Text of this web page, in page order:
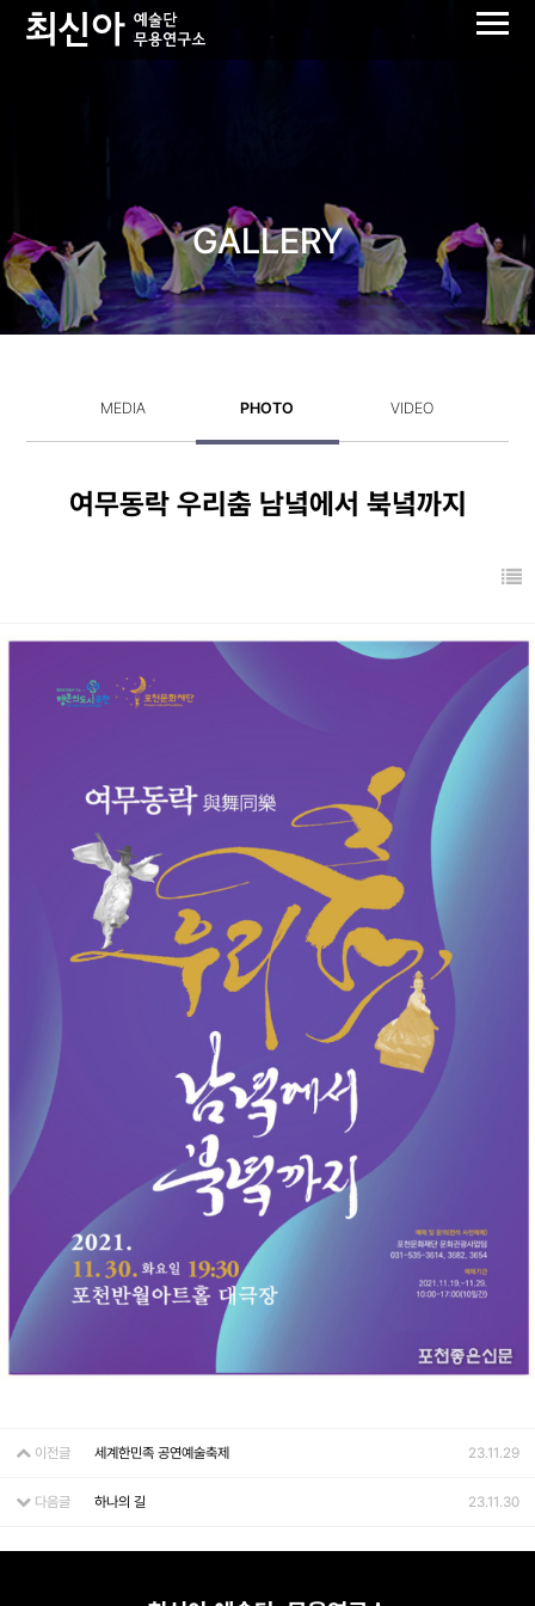
GALLERY
MEDIA PHOTO VIDEO
여무동락 우리춤 남녘에서 북녘까지
이전글 세계한민족 공연예술축제 23.11.29
다음글 하나의 길 23.11.30